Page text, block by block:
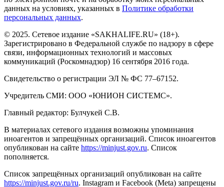
данных на условиях, указанных в Политике обработки
персональных данных.
© 2025. Сетевое издание «SAKHALIFE.RU» (18+).
Зарегистрировано в Федеральной службе по надзору в сфере
связи, информационных технологий и массовых
коммуникаций (Роскомнадзор) 16 сентября 2016 года.
Свидетельство о регистрации ЭЛ № ФС 77–67152.
Учредитель СМИ: ООО «ЮНИОН СИСТЕМС».
Главный редактор: Булчукей С.В.
В материалах сетевого издания возможны упоминания
иноагентов и запрещённых организаций. Список иноагентов
опубликован на сайте https://minjust.gov.ru. Список
пополняется.
Список запрещённых организаций опубликован на сайте
https://minjust.gov.ru/ru. Instagram и Facebook (Metа) запрещены